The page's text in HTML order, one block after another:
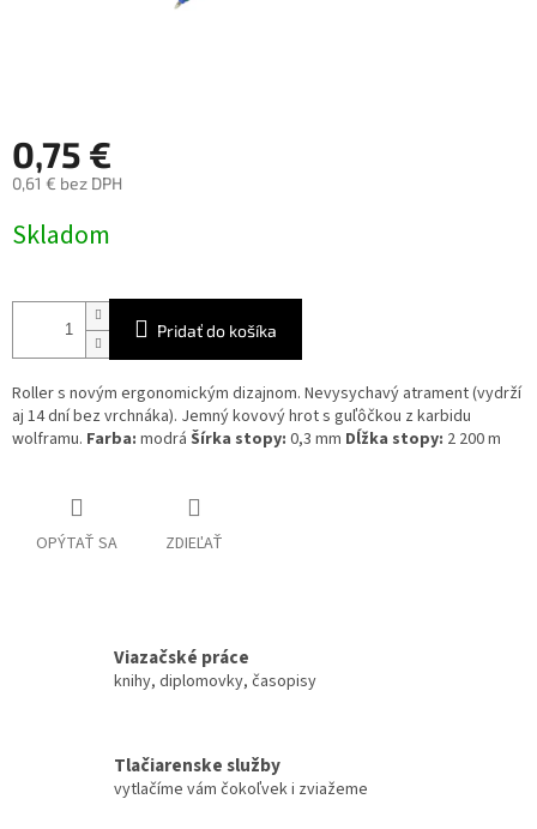
0,75 €
0,61 € bez DPH
cena:
Skladom
Pridať do košíka
Roller s novým ergonomickým dizajnom. Nevysychavý atrament (vydrží
aj 14 dní bez vrchnáka). Jemný kovový hrot s guľôčkou z karbidu
wolframu. Farba: modrá Šírka stopy: 0,3 mm Dĺžka stopy: 2 200 m
OPÝTAŤ SA ZDIEĽAŤ
Viazačské práce
knihy, diplomovky, časopisy
Tlačiarenske služby
vytlačíme vám čokoľvek i zviažeme